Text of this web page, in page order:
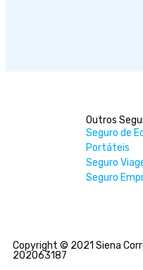
Outros
Seguro de
Portáteis
Seguro
Seguro
Copyright © 2021 Siena
202063187